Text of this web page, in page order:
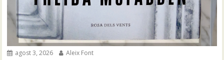
agost 3, 2026 Aleix Font